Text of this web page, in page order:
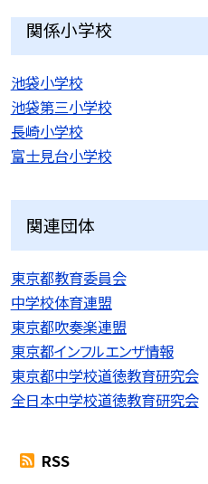
関係小学校
池袋小学校
池袋第三小学校
長崎小学校
富士見台小学校
関連団体
東京都教育委員会
中学校体育連盟
東京都吹奏楽連盟
東京都インフルエンザ情報
東京都中学校道徳教育研究会
全日本中学校道徳教育研究会
RSS